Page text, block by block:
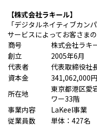
【株式会社ラキール】
「デジタルネイティブカン
サービスによってお客さま
商号
株式会社ラキ
創立
2005年6月
代表者
代表取締役
資本金
341,062,000円
所在地
東京都港区愛
ワー33階
事業内容
LaKeel事業
従業員数
単体：427名